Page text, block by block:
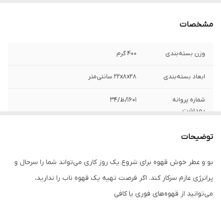
مشخصات
وزن بسته‌بندی 400 گرم
ابعاد بسته‌بندی 22x8x28 سانتی‌متر
شماره پروانه
بهداشت
1601/ظ/34
وزن
توضیحات
بو و عطر خوش قهوه برای شروع یک روز کاری می‌تواند شما را سرحال و
پرانرژی عازم سرکار کند. اگر فرصت تهیه یک قهوه ناب را ندارید،
می‌توانید از قهوه‌های فوری یا کافی